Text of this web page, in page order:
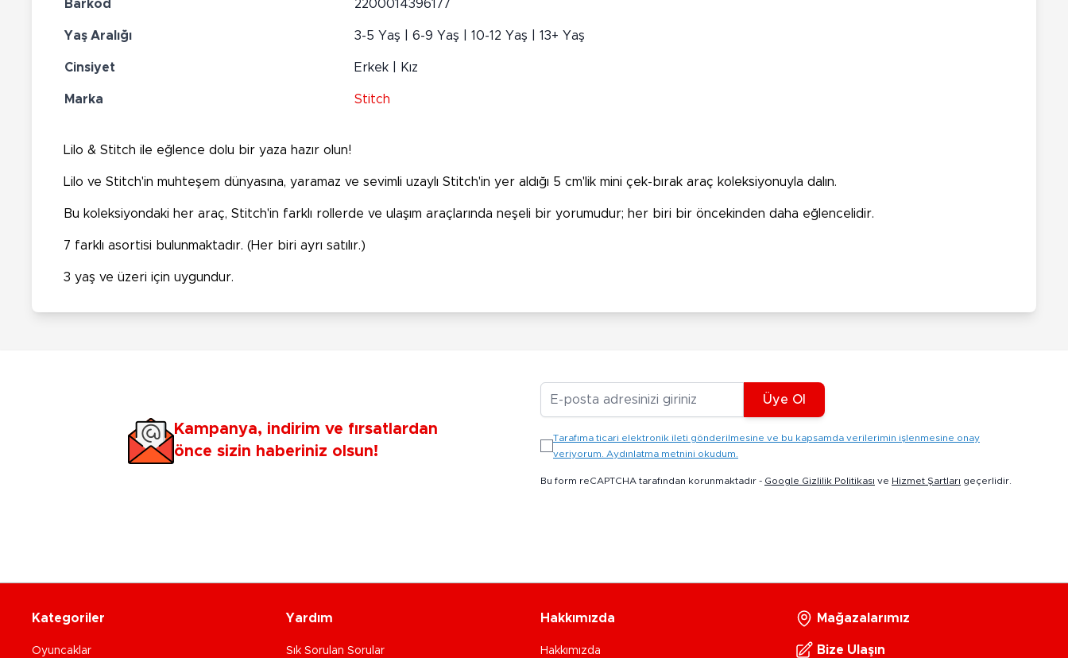
Barkod 2200014396177
Yaş Aralığı 3-5 Yaş | 6-9 Yaş | 10-12 Yaş | 13+ Yaş
Cinsiyet Erkek | Kız
Marka Stitch
Lilo & Stitch ile eğlence dolu bir yaza hazır olun!
Lilo ve Stitch'in muhteşem dünyasına, yaramaz ve sevimli uzaylı Stitch'in yer aldığı 5 cm'lik mini çek-bırak araç koleksiyonuyla dalın.
Bu koleksiyondaki her araç, Stitch'in farklı rollerde ve ulaşım araçlarında neşeli bir yorumudur; her biri bir öncekinden daha eğlencelidir.
7 farklı asortisi bulunmaktadır. (Her biri ayrı satılır.)
3 yaş ve üzeri için uygundur.
Kampanya, indirim ve fırsatlardan
önce sizin haberiniz olsun!
E-posta Adresiniz
Üye Ol
Tarafıma ticari elektronik ileti gönderilmesine ve bu kapsamda verilerimin işlenmesine onay
veriyorum. Aydınlatma metnini okudum.
Bu form reCAPTCHA tarafından korunmaktadır - Google Gizlilik Politikası ve Hizmet Şartları geçerlidir.
Kategoriler
Oyuncaklar
Yardım
Sık Sorulan Sorular
Hakkımızda
Hakkımızda
Mağazalarımız
Bize Ulaşın